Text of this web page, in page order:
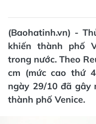
(Baohatinh.vn) -
khiến thành phố
trong nước. Theo
cm (mức cao thứ
ngày 29/10 đã gây
thành phố Venice.